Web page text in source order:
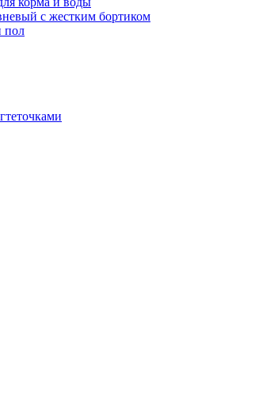
с жестким бортиком
пол